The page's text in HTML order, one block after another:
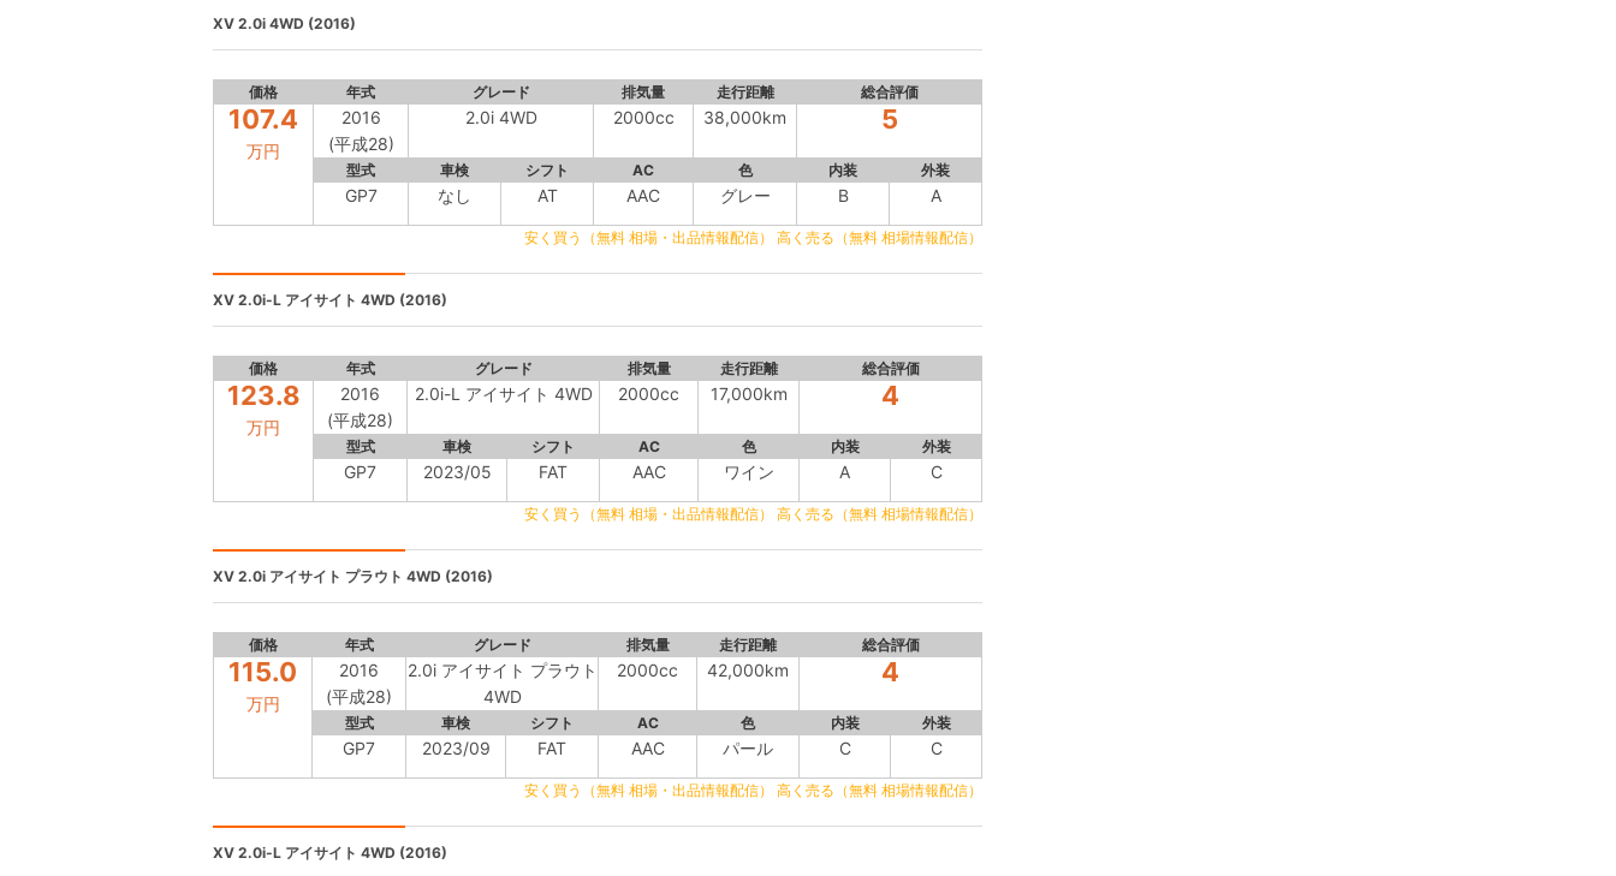
XV 2.0i 4WD (2016)
価格 年式 グレード 排気量 走行距離 総合評価
107.4
万円
2016
(平成28)
2.0i 4WD 2000cc 38,000km 5
型式 車検 シフト AC 色 内装 外装
GP7 なし AT AAC グレー B A
安く買う（無料 相場・出品情報配信） 高く売る（無料 相場情報配信）
XV 2.0i-L アイサイト 4WD (2016)
価格 年式 グレード 排気量 走行距離 総合評価
123.8
万円
2016
(平成28)
2.0i-L アイサイト 4WD 2000cc 17,000km 4
型式 車検 シフト AC 色 内装 外装
GP7 2023/05 FAT AAC ワイン A C
安く買う（無料 相場・出品情報配信） 高く売る（無料 相場情報配信）
XV 2.0i アイサイト プラウト 4WD (2016)
価格 年式 グレード 排気量 走行距離 総合評価
115.0
万円
2016
(平成28)
2.0i アイサイト プラウト
4WD
2000cc 42,000km 4
型式 車検 シフト AC 色 内装 外装
GP7 2023/09 FAT AAC パール C C
安く買う（無料 相場・出品情報配信） 高く売る（無料 相場情報配信）
XV 2.0i-L アイサイト 4WD (2016)